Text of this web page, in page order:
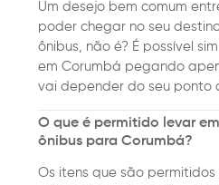
Um desejo bem comum
poder chegar no seu
ônibus, não é? É possível
em Corumbá pegando
vai depender do seu ponto
O que é permitido levar
ônibus para Corumbá?
Os itens que são